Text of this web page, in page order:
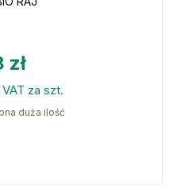
zł
za szt.
duża ilość